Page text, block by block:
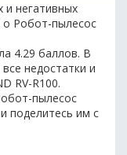
негативных
о Робот-пылесос
4.29 баллов. В
недостатки и
RV-R100.
пылесос
поделитесь им с